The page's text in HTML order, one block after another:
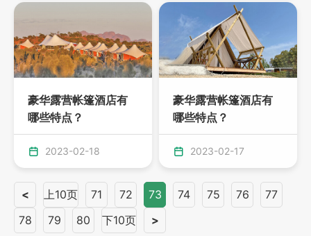
豪华露营帐篷酒店有
哪些特点？
2023-02-18
豪华露营帐篷酒店有
哪些特点？
2023-02-17
< 上10页 71 72 73 74 75 76
77
78
79 80 下10页 >